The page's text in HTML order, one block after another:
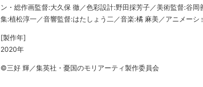
ン・総作画監督:大久保 徹／色彩設計:野田採芳子／美術監督:谷
集:植松淳一／音響監督:はたしょう二／音楽:橘 麻美／アニメー
[製作年]
2020年
©三好 輝／集英社・憂国のモリアーティ製作委員会